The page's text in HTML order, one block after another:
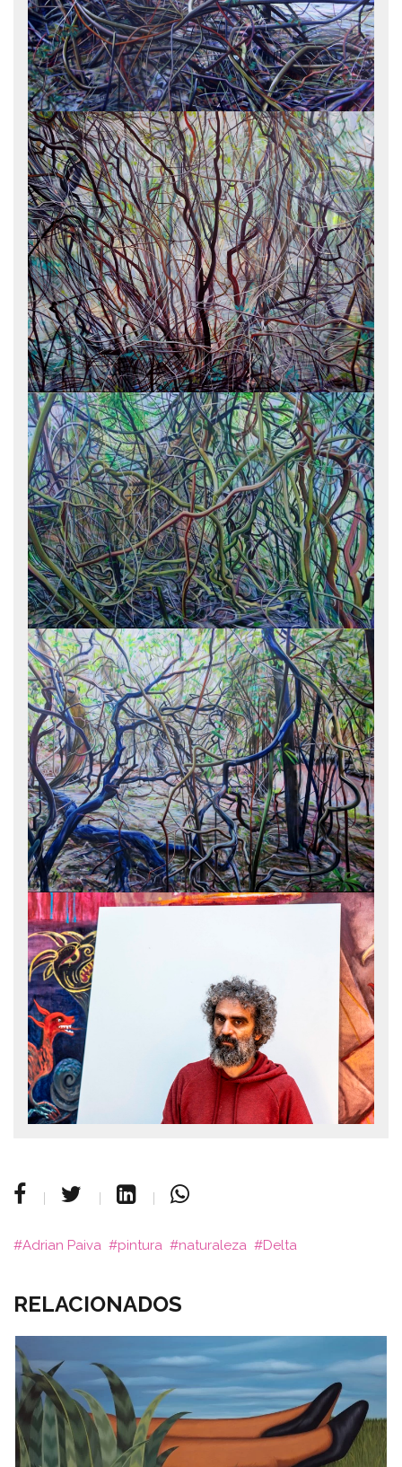
Adrian Paiva pintura naturaleza Delta
RELACIONADOS